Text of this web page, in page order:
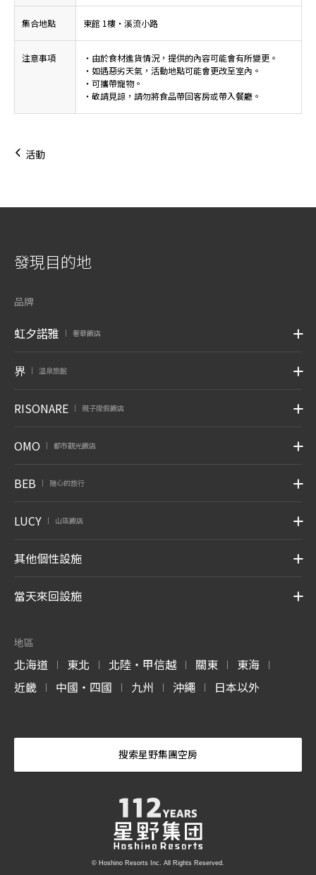
集合地點 東館 1樓・溪流小路
注意事項
・由於食材進貨情況，提供的內容可能會有所變更。
・如遇惡劣天氣，活動地點可能會更改至室內。
・可攜帶寵物。
・敬請見諒，請勿將食品帶回客房或帶入餐廳。
活動
發現目的地
品牌
虹夕諾雅 奢華飯店
界 溫泉旅館
RISONARE 親子度假飯店
OMO 都市觀光飯店
BEB 随心的旅行
LUCY 山區飯店
其他個性設施
當天來回設施
地區
北海道 | 東北 | 北陸・甲信越 | 關東 | 東海 |
近畿 | 中國・四國 | 九州 | 沖繩 | 日本以外
搜索星野集團空房
© Hoshino Resorts Inc. All Rights Reserved.